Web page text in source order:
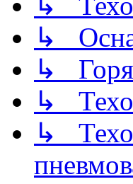
↳
↳
↳
↳